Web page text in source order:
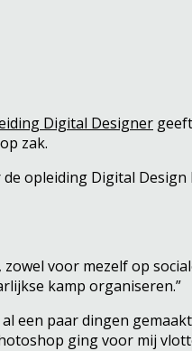
Digital Designer
zak.
opleiding Digital Design
voor mezelf op
kamp organiseren.”
een paar dingen
ging voor mij